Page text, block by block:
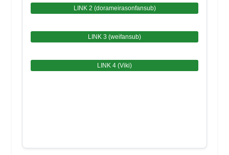
LINK 2 (dorameirasonfansub)
LINK 3 (weifansub)
LINK 4 (Viki)